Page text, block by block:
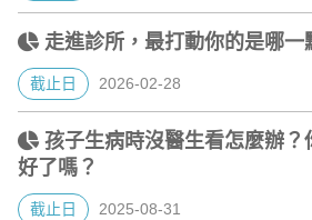
走進診所，最打動你的是哪一
截止日 2026-02-28
孩子生病時沒醫生看怎麼辦？
好了嗎？
截止日 2025-08-31